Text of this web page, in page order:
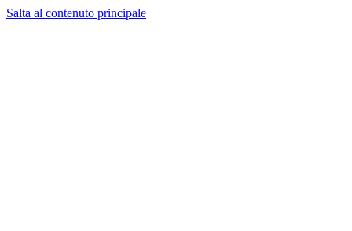
Salta al contenuto principale